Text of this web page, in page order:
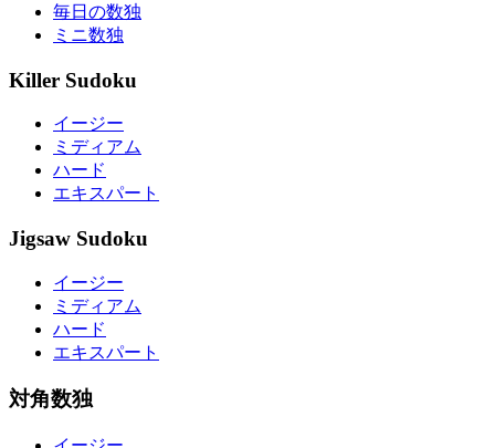
毎日の数独
ミニ数独
Killer Sudoku
イージー
ミディアム
ハード
エキスパート
Jigsaw Sudoku
イージー
ミディアム
ハード
エキスパート
対角数独